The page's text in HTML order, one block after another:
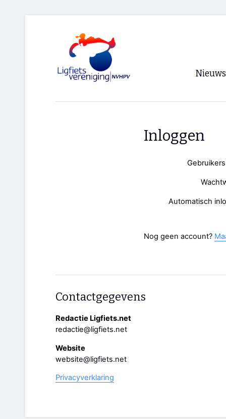
Nieuws
Inloggen
Automatisch
Nog geen account?
Contactgegevens
Redactie Ligfiets.net
redactie@ligfiets.net
Website
website@ligfiets.net
Privacyverklaring